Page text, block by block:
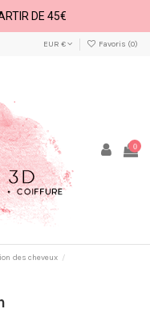
DE 45€
EUR € Favoris (0)
0
des cheveux